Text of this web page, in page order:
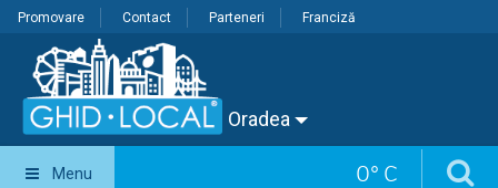
Promovare Contact Parteneri Franciză
Oradea
0° C
Menu